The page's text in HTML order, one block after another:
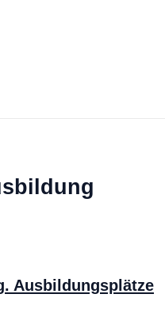
Ausbildungsplätze